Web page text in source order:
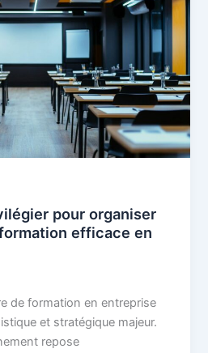
pour organiser
efficace en
de formation en entreprise
et stratégique majeur.
repose